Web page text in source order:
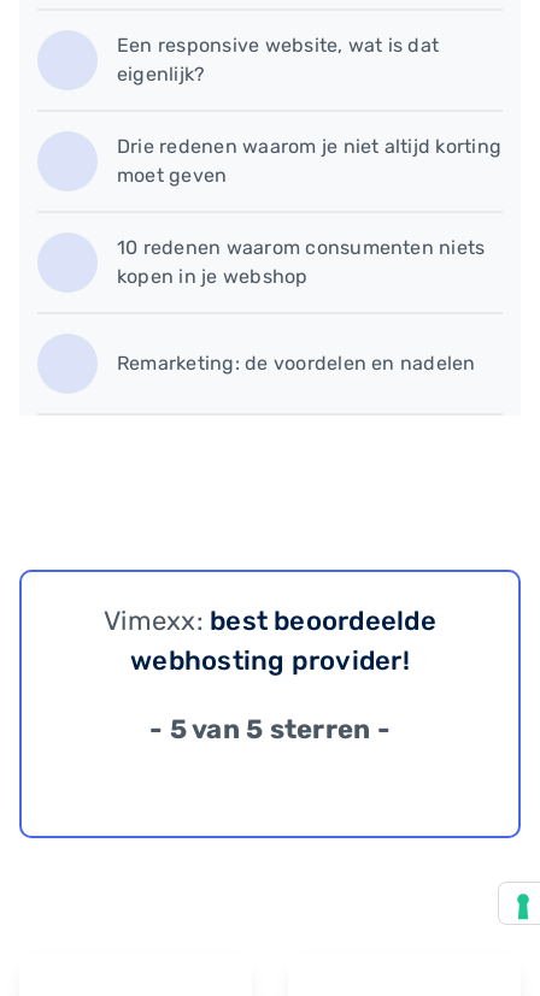
Een responsive website, wat is dat
eigenlijk?
Drie redenen waarom je niet altijd korting
moet geven
10 redenen waarom consumenten niets
kopen in je webshop
Remarketing: de voordelen en nadelen
Vimexx: best beoordeelde
webhosting provider!
- 5 van 5 sterren -